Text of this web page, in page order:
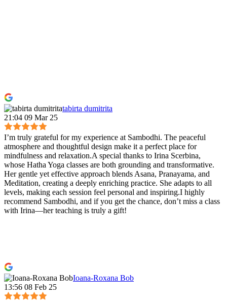
tabirta dumitrita
21:04 09 Mar 25
I’m truly grateful for my experience at Sambodhi. The peaceful
atmosphere and thoughtful design make it a perfect place for
mindfulness and relaxation.A special thanks to Irina Scerbina,
whose Hatha Yoga classes are both grounding and transformative.
Her gentle yet effective approach blends Asana, Pranayama, and
Meditation, creating a deeply enriching practice. She adapts to all
levels, making each session feel personal and inspiring.I highly
recommend Sambodhi, and if you get the chance, don’t miss a class
with Irina—her teaching is truly a gift!
Ioana-Roxana Bob
13:56 08 Feb 25